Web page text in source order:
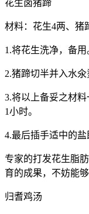
花生卤猪蹄
材料：花生4两、猪
1.将花生洗净，备用
2.猪蹄切半并入水氽
3.将以上备妥之材
1小时。
4.最后插手适中的盐
专家的打发花生脂
育的成果，不妨能
归耆鸡汤